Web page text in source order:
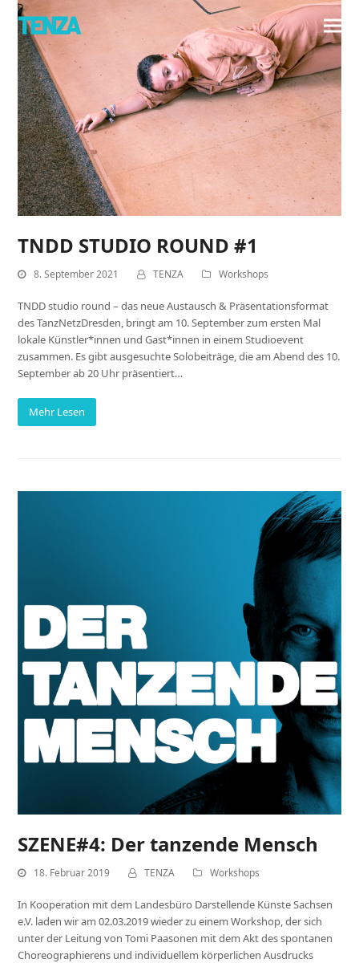
TNDD STUDIO ROUND #1
8. September 2021 TENZA Workshops
TNDD studio round – das neue Austausch & Präsentationsformat
des TanzNetzDresden, bringt am 10. September zum ersten Mal
lokale Künstler*innen und Gast*innen in einem Studioevent
zusammen. Es gibt ausgesuchte Solobeiträge, die am Abend des 10.
September ab 20 Uhr präsentiert…
Mehr Lesen
SZENE#4: Der tanzende Mensch
18. Februar 2019 TENZA Workshops
In Kooperation mit dem Landesbüro Darstellende Künste Sachsen
e.V. laden wir am 02.03.2019 wieder zu einem Workshop, der sich
unter der Leitung von Tomi Paasonen mit dem Akt des spontanen
Choreographierens und individuellem körperlichen Ausdrucks